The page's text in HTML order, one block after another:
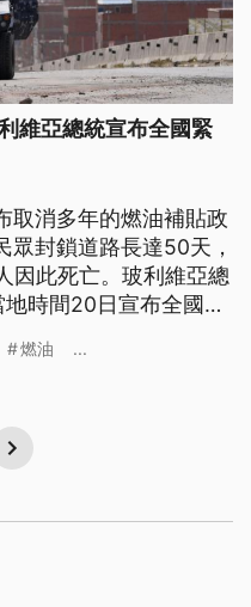
維亞總統宣布全國緊
取消多年的燃油補貼政
眾封鎖道路長達50天，
因此死亡。玻利維亞總
時間20日宣布全國進
燃油 ...